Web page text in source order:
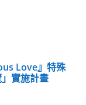
Love』特殊
實施計畫